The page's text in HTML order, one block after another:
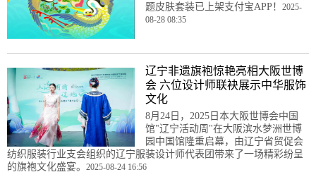
题皮肤套装已上架支付宝APP！ 2025-
08-28 08:35
辽宁非遗旗袍惊艳亮相大阪世博
会 六位设计师联袂展示中华服饰
文化
8月24日，2025日本大阪世博会中国
馆"辽宁活动周"在大阪滨水梦洲世博
园中国馆隆重启幕，由辽宁省贸促会
纺织服装行业支会组织的辽宁服装设计师代表团带来了一场精彩纷呈
的旗袍文化盛宴。 2025-08-24 16:56